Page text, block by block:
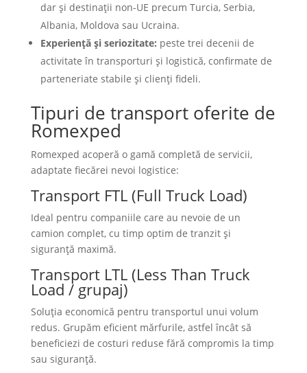
dar și destinații non-UE precum Turcia, Serbia,
Albania, Moldova sau Ucraina.
Experiență și seriozitate: peste trei decenii de
activitate în transporturi și logistică, confirmate de
parteneriate stabile și clienți fideli.
Tipuri de transport oferite de
Romexped
Romexped acoperă o gamă completă de servicii,
adaptate fiecărei nevoi logistice:
Transport FTL (Full Truck Load)
Ideal pentru companiile care au nevoie de un
camion complet, cu timp optim de tranzit și
siguranță maximă.
Transport LTL (Less Than Truck
Load / grupaj)
Soluția economică pentru transportul unui volum
redus. Grupăm eficient mărfurile, astfel încât să
beneficiezi de costuri reduse fără compromis la timp
sau siguranță.